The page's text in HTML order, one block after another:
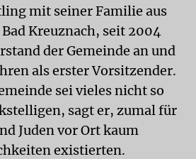
mit seiner Familie aus
Kreuznach, seit 2004
der Gemeinde an und
als erster Vorsitzender.
sei vieles nicht so
sagt er, zumal für
Juden vor Ort kaum
existierten.